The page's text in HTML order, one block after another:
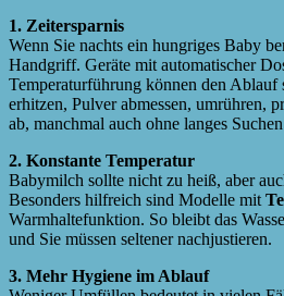
1. Zeitersparnis
Wenn Sie nachts ein hungriges Baby
Handgriff. Geräte mit automatischer
Temperaturführung können den Ablauf
erhitzen, Pulver abmessen, umrühren,
ab, manchmal auch ohne langes
2. Konstante Temperatur
Babymilch sollte nicht zu heiß, aber
Besonders hilfreich sind Modelle mit
Warmhaltefunktion. So bleibt das
und Sie müssen seltener nachjustieren.
3. Mehr Hygiene im Ablauf